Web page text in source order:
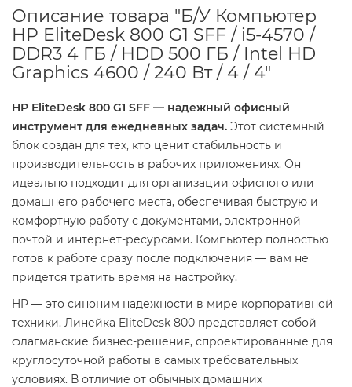
Описание товара "Б/У Компьютер
HP EliteDesk 800 G1 SFF / i5-4570 /
DDR3 4 ГБ / HDD 500 ГБ / Intel HD
Graphics 4600 / 240 Вт / 4 / 4"
HP EliteDesk 800 G1 SFF — надежный офисный
инструмент для ежедневных задач. Этот системный
блок создан для тех, кто ценит стабильность и
производительность в рабочих приложениях. Он
идеально подходит для организации офисного или
домашнего рабочего места, обеспечивая быструю и
комфортную работу с документами, электронной
почтой и интернет-ресурсами. Компьютер полностью
готов к работе сразу после подключения — вам не
придется тратить время на настройку.
HP — это синоним надежности в мире корпоративной
техники. Линейка EliteDesk 800 представляет собой
флагманские бизнес-решения, спроектированные для
круглосуточной работы в самых требовательных
условиях. В отличие от обычных домашних